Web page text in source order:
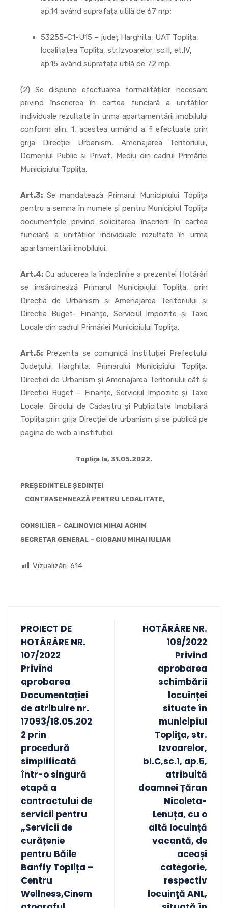
ap.14 având suprafața utilă de 67 mp;
53255-C1-U15 – județ Harghita, UAT Toplița,
localitatea Toplița, str.Izvoarelor, sc.II, et.IV,
ap.15 având suprafața utilă de 72 mp.
(2)
Se dispune efectuarea formalităților necesare
privind înscrierea în cartea funciară a unităților
individuale rezultate în urma apartamentării imobilului
conform alin. 1, acestea urmând a fi efectuate prin
grija Direcției Urbanism, Amenajarea Teritoriului,
Domeniul Public și Privat, Mediu din cadrul Primăriei
Municipiului Toplița.
Art.3: Se mandatează Primarul Municipiului Toplița
pentru a semna în numele și pentru Municipiul Toplița
documentele privind solicitarea înscrierii în cartea
funciară a unităților individuale rezultate în urma
apartamentării imobilului.
Art.4: Cu aducerea la îndeplinire a prezentei Hotărâri
se însărcinează Primarul Municipiului Toplița, prin
Direcția de Urbanism și Amenajarea Teritoriului și
Direcția Buget- Finanțe, Serviciul Impozite și Taxe
Locale din cadrul Primăriei Municipiului Toplița.
Art.5: Prezenta se comunică Instituției Prefectului
Județului Harghita, Primarului Municipiului Toplița,
Direcției de Urbanism și Amenajarea Teritoriului cât și
Direcției Buget – Finanțe, Serviciul Impozite și Taxe
Locale, Biroului de Cadastru și Publicitate Imobiliară
Toplița prin grija Direcției de urbanism și se publică pe
pagina de web a instituției.
Topliţa la, 31.05.2022.
PREȘEDINTELE ȘEDINȚEI
CONTRASEMNEAZĂ PENTRU LEGALITATE,
CONSILIER – CALINOVICI MIHAI ACHIM
SECRETAR GENERAL – CIOBANU MIHAI IULIAN
Vizualizări: 614
PROIECT DE
HOTĂRÂRE NR.
107/2022
Privind
aprobarea
Documentației
de atribuire nr.
17093/18.05.202
2 prin
procedură
simplificată
într-o singură
etapă a
contractului de
servicii pentru
„Servicii de
curățenie
pentru Băile
Banffy Toplița –
Centru
Wellness,Cinem
HOTĂRÂRE NR.
109/2022
Privind
aprobarea
schimbării
locuinței
situate în
municipiul
Topliţa, str.
Izvoarelor,
bl.C,sc.1, ap.5,
atribuită
doamnei Țăran
Nicoleta-
Lenuța, cu o
altă locuință
vacantă, de
aceași
categorie,
respectiv
locuinţă ANL,